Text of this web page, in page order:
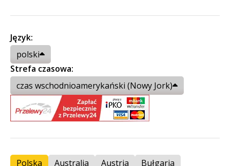
Język:
polski
Strefa czasowa:
czas wschodnioamerykański (Nowy Jork)
Polska Australia Austria Bułgaria